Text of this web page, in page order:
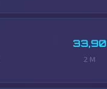
33,90
2 M